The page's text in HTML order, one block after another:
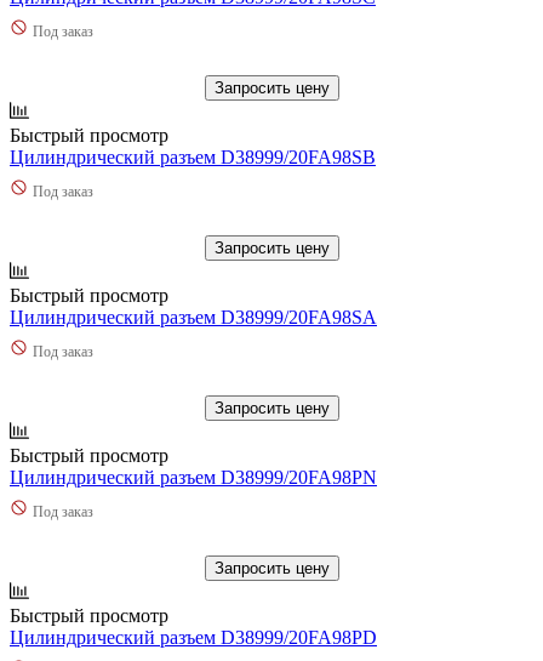
Под заказ
Запросить цену
Быстрый просмотр
Цилиндрический разъем D38999/20FA98SB
Под заказ
Запросить цену
Быстрый просмотр
Цилиндрический разъем D38999/20FA98SA
Под заказ
Запросить цену
Быстрый просмотр
Цилиндрический разъем D38999/20FA98PN
Под заказ
Запросить цену
Быстрый просмотр
Цилиндрический разъем D38999/20FA98PD